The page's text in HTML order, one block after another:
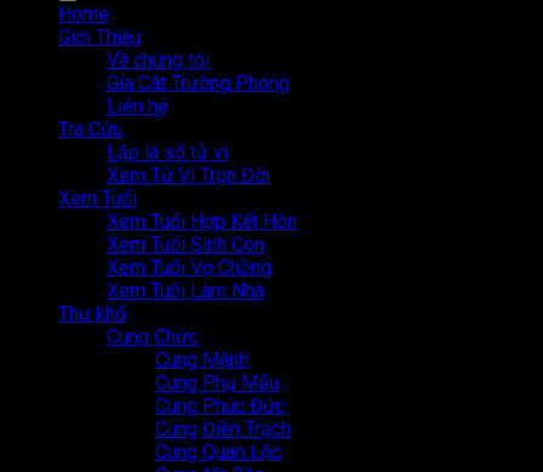
Home
Giới Thiệu
Về chúng tôi
Gia Cát Trường Phong
Liên hệ
Tra Cứu
Lập lá số tử vi
Xem Tử Vi Trọn Đời
Xem Tuổi
Xem Tuổi Hợp Kết Hôn
Xem Tuổi Sinh Con
Xem Tuổi Vợ Chồng
Xem Tuổi Làm Nhà
Thư khố
Cung Chức
Cung Mệnh
Cung Phụ Mẫu
Cung Phúc Đức
Cung Điền Trạch
Cung Quan Lộc